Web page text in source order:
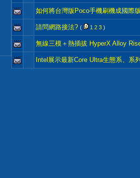
如何將台灣版Poco手機刷機成國際
請問網路接法? ( 1 2 3 )
無線三模＋熱插拔 HyperX Alloy
Intel展示最新Core Ultra生態系、系